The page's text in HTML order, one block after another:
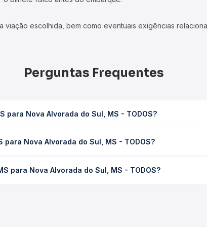
escolhida, bem como eventuais exigências
Perguntas Frequentes
para Nova Alvorada do Sul, MS - TODOS?
Na Quero Passagem você consulta os horários
Nova Alvorada do Sul, MS - TODOS?
você compara os preços de todas as viações em
para Nova Alvorada do Sul, MS - TODOS?